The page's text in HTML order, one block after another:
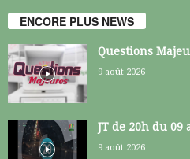
ENCORE PLUS NEWS
Questions
9 août 2026
JT de 20h du 09
9 août 2026